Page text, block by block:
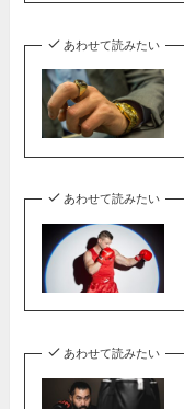
あわせて読みたい
あわせて読みたい
あわせて読みたい